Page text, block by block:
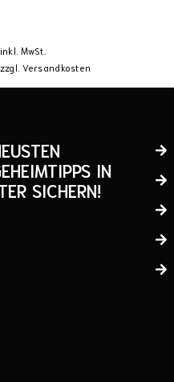
inkl. MwSt.
zzgl. Versandkosten
IN
SICHERN!